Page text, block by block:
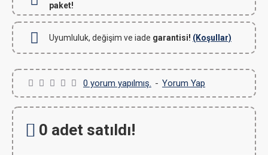
paket!
Uyumluluk, değişim ve iade garantisi! (Koşullar)
0 yorum yapılmış. - Yorum Yap
0 adet satıldı!